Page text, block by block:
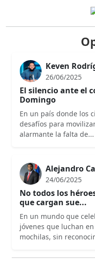
Keven
26/06/2025
El silencio ante el
Domingo
En un país donde los
desafíos para
alarmante la falta de...
Alejandro
24/06/2025
No todos los
que cargan sue...
En un mundo que
jóvenes que luchan
mochilas, sin